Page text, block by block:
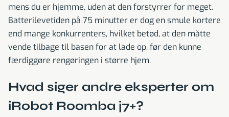
mens du er hjemme, uden at den forstyrrer for meget.
Batterilevetiden på 75 minutter er dog en smule kortere
end mange konkurrenters, hvilket betød, at den måtte
vende tilbage til basen for at lade op, før den kunne
færdiggøre rengøringen i større hjem.
Hvad siger andre eksperter om
iRobot Roomba j7+?